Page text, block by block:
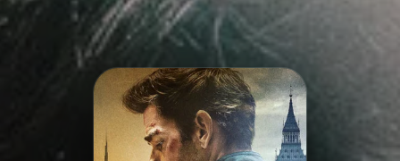
Minha Lista
Pesquisar